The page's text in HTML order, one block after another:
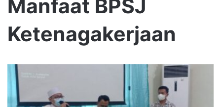
Manfaat BPSJ
Ketenagakerjaan